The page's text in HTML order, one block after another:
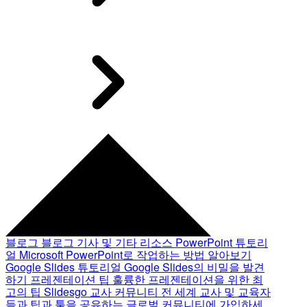
블로그 블로그 기사 및 기타 리소스 PowerPoint 튜토리
얼 Microsoft PowerPoint로 작업하는 방법 알아보기
Google Slides 튜토리얼 Google Slides의 비밀을 발견
하기 프레젠테이션 팁 훌륭한 프레젠테이션을 위한 최
고의 팁 Slidesgo 교사 커뮤니티 전 세계 교사 및 교육자